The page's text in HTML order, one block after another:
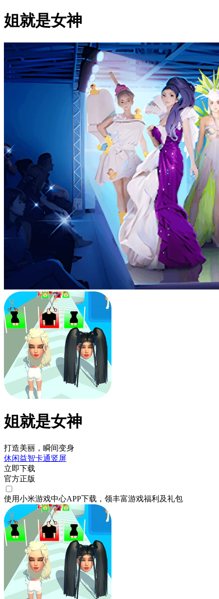
姐就是女神
姐就是女神
打造美丽，瞬间变身
休闲益智卡通竖屏
立即下载
官方正版
使用小米游戏中心APP下载 ，领丰富游戏福利 及礼包